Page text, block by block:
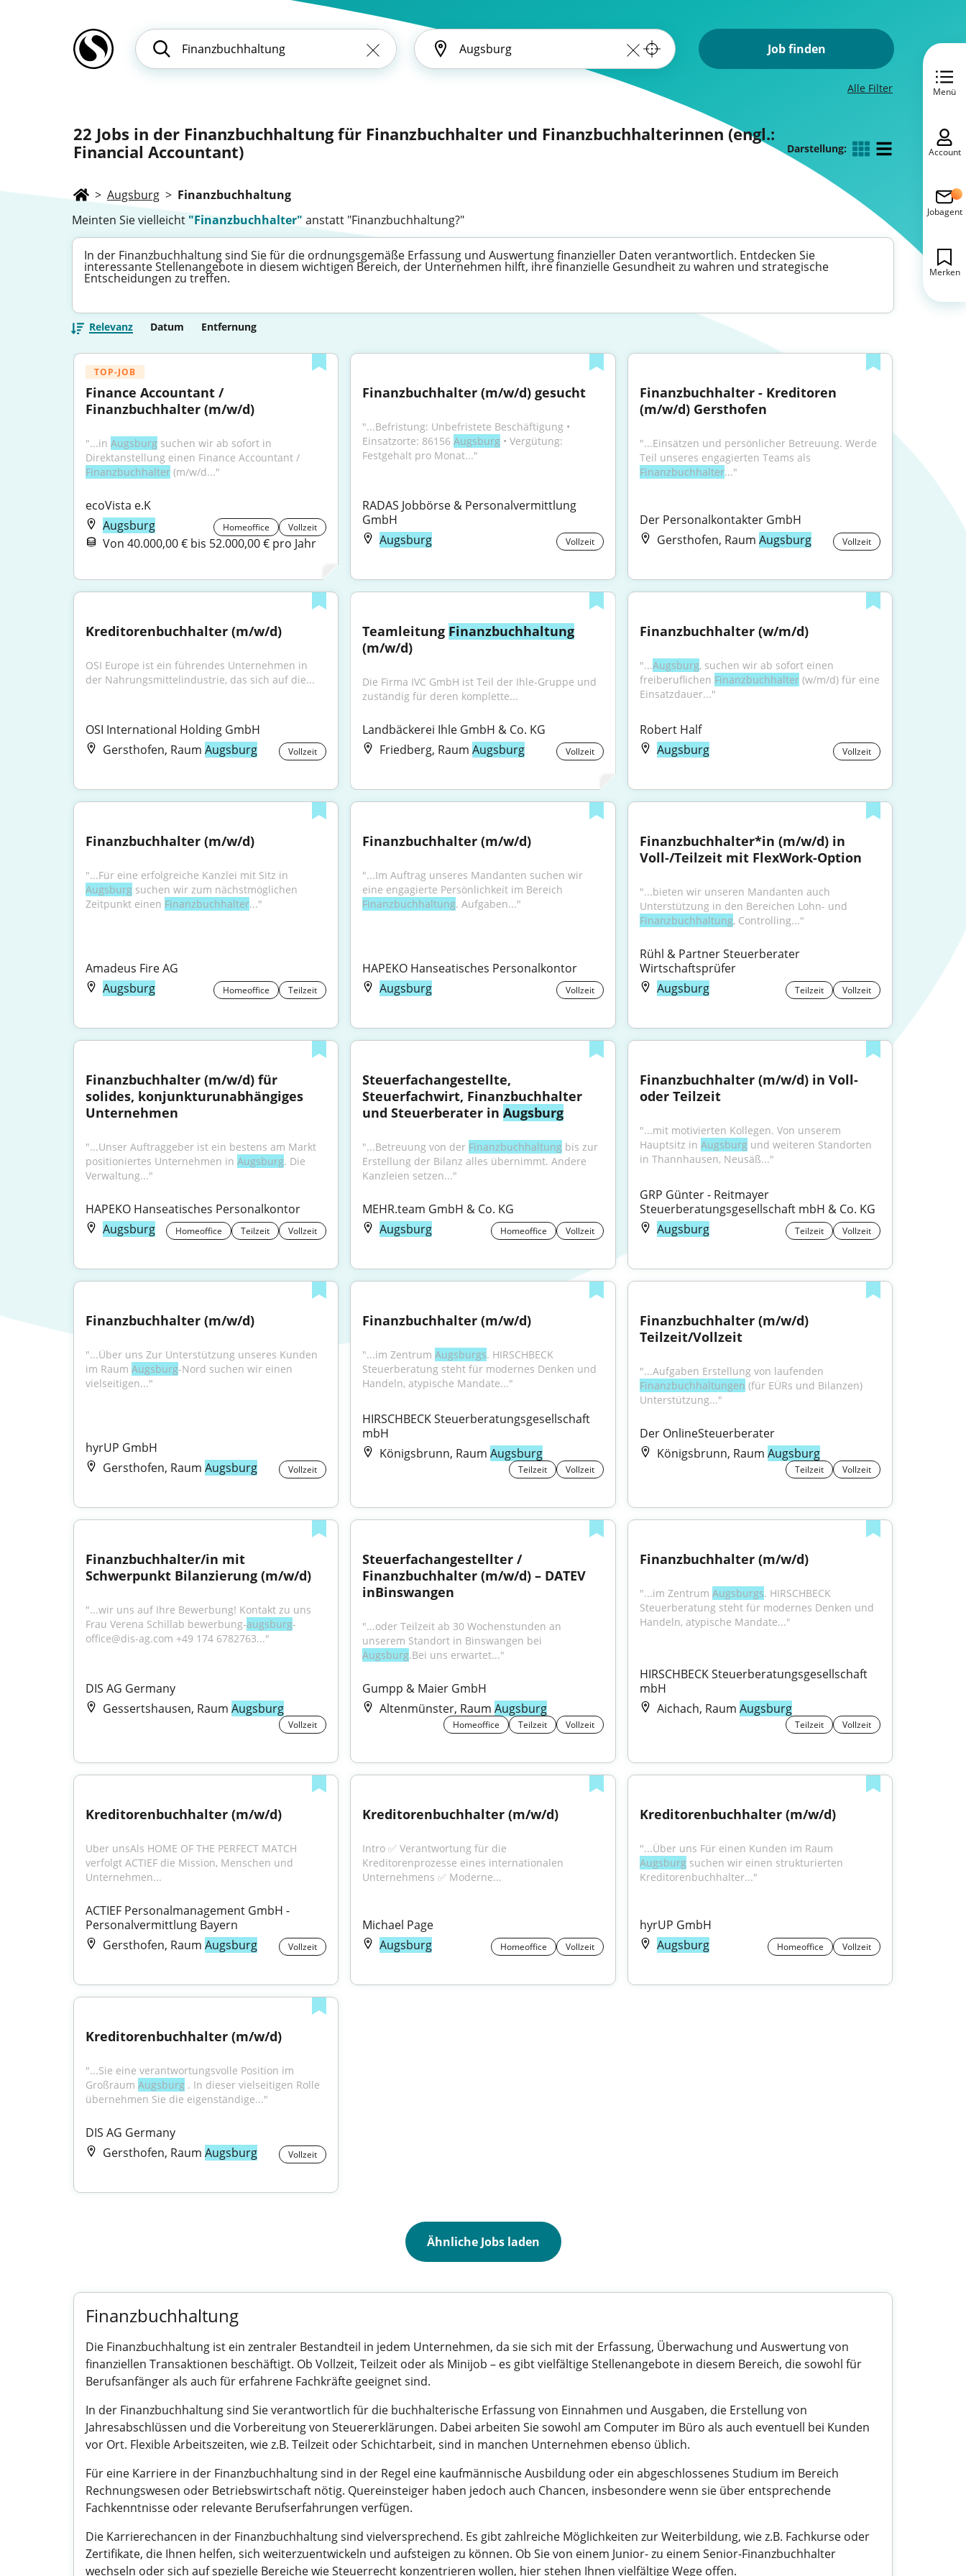
Job finden
Alle Filter
22 Jobs in der Finanzbuchhaltung für Finanzbuchhalter und Finanzbuchhalterinnen (engl.:
Financial Accountant)
Darstellung:
> Augsburg > Finanzbuchhaltung
Meinten Sie vielleicht "Finanzbuchhalter" anstatt "Finanzbuchhaltung?"
In der Finanzbuchhaltung sind Sie für die ordnungsgemäße Erfassung und Auswertung finanzieller Daten verantwortlich. Entdecken Sie
interessante Stellenangebote in diesem wichtigen Bereich, der Unternehmen hilft, ihre finanzielle Gesundheit zu wahren und strategische
Entscheidungen zu treffen.
Relevanz Datum Entfernung
TOP-JOB
Finance Accountant /
Finanzbuchhalter (m/w/d)
"...in Augsburg suchen wir ab sofort in
Finanzbuchhalter (m/w/d..."
ecoVista e.K
Augsburg
Homeoffice Vollzeit
Von 40.000,00 € bis 52.000,00 € pro Jahr
Finanzbuchhalter (m/w/d) gesucht
"...Befristung: Unbefristete Beschäftigung •
Einsatzorte: 86156 Augsburg • Vergütung:
Festgehalt pro Monat..."
RADAS Jobbörse & Personalvermittlung
GmbH
Augsburg
Vollzeit
Finanzbuchhalter - Kreditoren
(m/w/d) Gersthofen
"...Einsätzen und persönlicher Betreuung. Werde
Finanzbuchhalter..."
Der Personalkontakter GmbH
Gersthofen, Raum Augsburg Vollzeit
Kreditorenbuchhalter (m/w/d)
OSI Europe ist ein führendes Unternehmen in
der Nahrungsmittelindustrie, das sich auf die...
OSI International Holding GmbH
Gersthofen, Raum Augsburg Vollzeit
Teamleitung Finanzbuchhaltung
(m/w/d)
Die Firma IVC GmbH ist Teil der Ihle-Gruppe und
zuständig für deren komplette...
Landbäckerei Ihle GmbH & Co. KG
Friedberg, RaumAugsburg Vollzeit
Finanzbuchhalter (w/m/d)
"...Augsburg, suchen wir ab sofort einen
freiberuflichen Finanzbuchhalter (w/m/d) für eine
Einsatzdauer..."
Robert Half
Augsburg
Vollzeit
Finanzbuchhalter (m/w/d)
Augsburg suchen wir zum nächstmöglichen
Zeitpunkt einen Finanzbuchhalter..."
Amadeus Fire AG
Augsburg
Homeoffice Teilzeit
Finanzbuchhalter (m/w/d)
"...Im Auftrag unseres Mandanten suchen wir
Finanzbuchhaltung. Aufgaben..."
HAPEKO Hanseatisches Personalkontor
Augsburg
Vollzeit
Finanzbuchhalter*in (m/w/d) in
Voll-/Teilzeit mit FlexWork-Option
"...bieten wir unseren Mandanten auch
Finanzbuchhaltung, Controlling..."
Rühl & Partner Steuerberater
Wirtschaftsprüfer
Augsburg
Teilzeit Vollzeit
Finanzbuchhalter (m/w/d) für
solides, konjunkturunabhängiges
Unternehmen
"...Unser Auftraggeber ist ein bestens am Markt
positioniertes Unternehmen in Augsburg. Die
Verwaltung..."
HAPEKO Hanseatisches Personalkontor
Augsburg
Homeoffice Teilzeit Vollzeit
Steuerfachangestellte,
Steuerfachwirt, Finanzbuchhalter
und Steuerberater in Augsburg
"...Betreuung von der Finanzbuchhaltung bis zur
Erstellung der Bilanz alles übernimmt. Andere
Kanzleien setzen..."
MEHR.team GmbH & Co. KG
Augsburg
Homeoffice Vollzeit
Finanzbuchhalter (m/w/d) in Voll-
oder Teilzeit
"...mit motivierten Kollegen. Von unserem
Hauptsitz in Augsburg und weiteren Standorten
in Thannhausen, Neusäß..."
GRP Günter - Reitmayer
Steuerberatungsgesellschaft mbH & Co. KG
Augsburg
Teilzeit Vollzeit
Finanzbuchhalter (m/w/d)
"...Über uns Zur Unterstützung unseres Kunden
im Raum Augsburg-Nord suchen wir einen
vielseitigen..."
hyrUP GmbH
Gersthofen, Raum Augsburg Vollzeit
Finanzbuchhalter (m/w/d)
"...im Zentrum Augsburgs. HIRSCHBECK
Steuerberatung steht für modernes Denken und
Handeln, atypische Mandate..."
HIRSCHBECK Steuerberatungsgesellschaft
mbH
Königsbrunn, RaumAugsburg
Teilzeit Vollzeit
Finanzbuchhalter (m/w/d)
Teilzeit/Vollzeit
Finanzbuchhaltungen (für EÜRs und Bilanzen)
Unterstützung..."
Der OnlineSteuerberater
Königsbrunn, Raum Augsburg
Teilzeit Vollzeit
Finanzbuchhalter/in mit
Schwerpunkt Bilanzierung (m/w/d)
"...wir uns auf Ihre Bewerbung! Kontakt zu uns
Frau Verena Schillab bewerbung-augsburg-
office@dis-ag.com +49 174 6782763..."
DIS AG Germany
Gessertshausen, Raum Augsburg
Vollzeit
Steuerfachangestellter /
Finanzbuchhalter (m/w/d) – DATEV
inBinswangen
"...oder Teilzeit ab 30 Wochenstunden an
Augsburg.Bei uns erwartet..."
Gumpp & Maier GmbH
Altenmünster, RaumAugsburg
Homeoffice Teilzeit Vollzeit
Finanzbuchhalter (m/w/d)
"...im Zentrum Augsburgs. HIRSCHBECK
Steuerberatung steht für modernes Denken und
Handeln, atypische Mandate..."
HIRSCHBECK Steuerberatungsgesellschaft
mbH
Aichach, Raum Augsburg
Teilzeit Vollzeit
Kreditorenbuchhalter (m/w/d)
Uber unsAls HOME OF THE PERFECT MATCH
verfolgt ACTIEF die Mission, Menschen und
Unternehmen...
ACTIEF Personalmanagement GmbH -
Personalvermittlung Bayern
Gersthofen, Raum Augsburg Vollzeit
Kreditorenbuchhalter (m/w/d)
Intro ✅ Verantwortung für die
Kreditorenprozesse eines internationalen
Unternehmens ✅ Moderne...
Michael Page
Augsburg
Homeoffice Vollzeit
Kreditorenbuchhalter (m/w/d)
Augsburg suchen wir einen strukturierten
Kreditorenbuchhalter..."
hyrUP GmbH
Augsburg
Homeoffice Vollzeit
Kreditorenbuchhalter (m/w/d)
"...Sie eine verantwortungsvolle Position im
Großraum Augsburg . In dieser vielseitigen Rolle
übernehmen Sie die eigenständige..."
DIS AG Germany
Gersthofen, Raum Augsburg Vollzeit
Ähnliche Jobs laden
Finanzbuchhaltung
Die Finanzbuchhaltung ist ein zentraler Bestandteil in jedem Unternehmen, da sie sich mit der Erfassung, Überwachung und Auswertung von
finanziellen Transaktionen beschäftigt. Ob Vollzeit, Teilzeit oder als Minijob – es gibt vielfältige Stellenangebote in diesem Bereich, die sowohl für
Berufsanfänger als auch für erfahrene Fachkräfte geeignet sind.
In der Finanzbuchhaltung sind Sie verantwortlich für die buchhalterische Erfassung von Einnahmen und Ausgaben, die Erstellung von
Jahresabschlüssen und die Vorbereitung von Steuererklärungen. Dabei arbeiten Sie sowohl am Computer im Büro als auch eventuell bei Kunden
vor Ort. Flexible Arbeitszeiten, wie z.B. Teilzeit oder Schichtarbeit, sind in manchen Unternehmen ebenso üblich.
Für eine Karriere in der Finanzbuchhaltung sind in der Regel eine kaufmännische Ausbildung oder ein abgeschlossenes Studium im Bereich
Rechnungswesen oder Betriebswirtschaft nötig. Quereinsteiger haben jedoch auch Chancen, insbesondere wenn sie über entsprechende
Fachkenntnisse oder relevante Berufserfahrungen verfügen.
Die Karrierechancen in der Finanzbuchhaltung sind vielversprechend. Es gibt zahlreiche Möglichkeiten zur Weiterbildung, wie z.B. Fachkurse oder
Zertifikate, die Ihnen helfen, sich weiterzuentwickeln und aufsteigen zu können. Ob Sie von einem Junior- zu einem Senior-Finanzbuchhalter
wechseln oder sich auf spezielle Bereiche wie Steuerrecht konzentrieren wollen, hier stehen Ihnen vielfältige Wege offen.
Menü
Account
Jobagent
Merken